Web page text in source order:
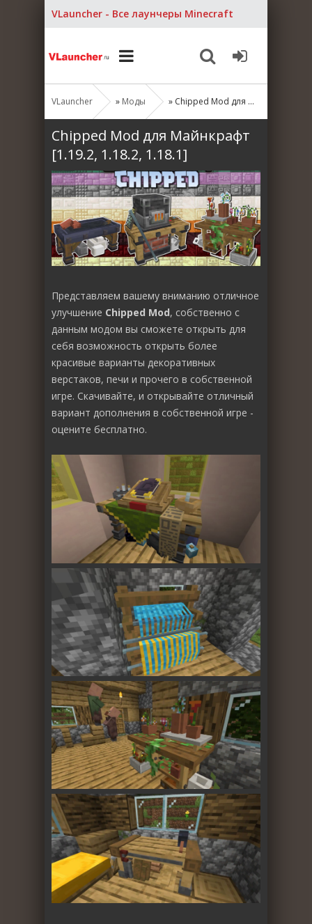
VLauncher - Все лаунчеры Minecraft
VLauncher » Моды » Chipped Mod для Майнкрафт [1.19.2, 1.18.2, 1.18.1]
Chipped Mod для Майнкрафт
[1.19.2, 1.18.2, 1.18.1]
Представляем вашему вниманию отличное
улучшение Chipped Mod, собственно с
данным модом вы сможете открыть для
себя возможность открыть более
красивые варианты декоративных
верстаков, печи и прочего в собственной
игре. Скачивайте, и открывайте отличный
вариант дополнения в собственной игре -
оцените бесплатно.